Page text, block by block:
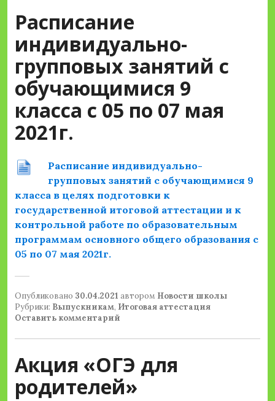
Расписание
индивидуально-
групповых занятий с
обучающимися 9
класса с 05 по 07 мая
2021г.
Расписание индивидуально-
групповых занятий с обучающимися 9
класса в целях подготовки к
государственной итоговой аттестации и к
контрольной работе по образовательным
программам основного общего образования с
05 по 07 мая 2021г.
Опубликовано 30.04.2021 автором Новости школы
Рубрики: Выпускникам, Итоговая аттестация
Оставить комментарий
Акция «ОГЭ для
родителей»